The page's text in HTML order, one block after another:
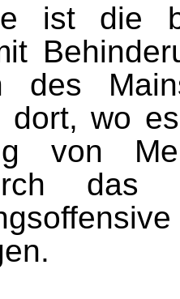
ist die
des
dort, wo
von
das